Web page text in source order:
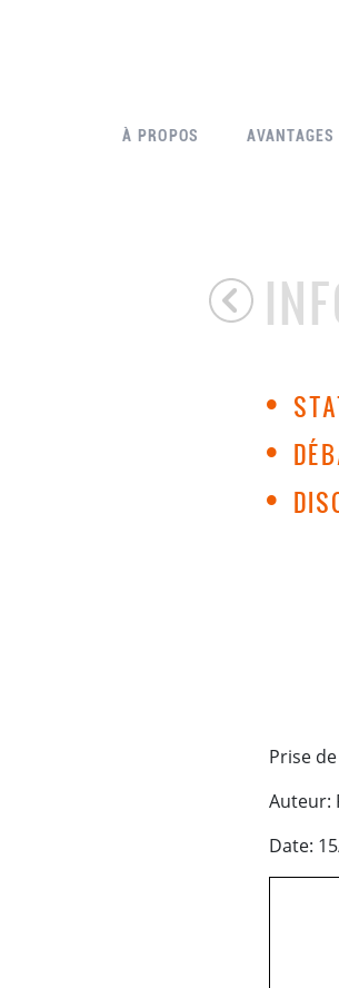
À PROPOS AVANTAGES
•
•
•
Prise
Auteur:
Date: